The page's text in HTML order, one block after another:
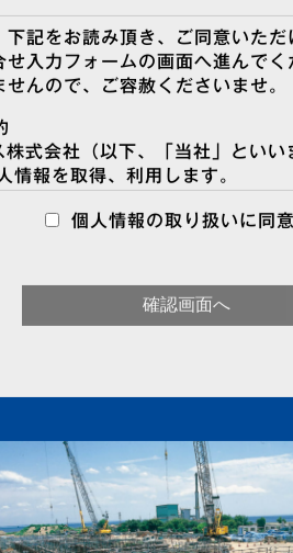
下記をお読み頂き、ご同意いた
せ入力フォームの画面へ進んで
んので、ご容赦くださいませ。
式会社（以下、「当社」といい
情報を取得、利用します。
取得します。
データまたは応募書類（履歴書
、応募を 受け付けられないこと
て採用後の適正な配置を行うた
三者への非開示
き、応募者の事前承諾なく、個
個人情報の取り扱いに同